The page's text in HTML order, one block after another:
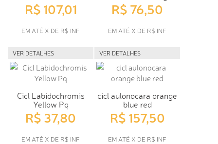
R$ 107,01
EM ATÉ X DE R$ INF
VER DETALHES
R$ 76,50
EM ATÉ X DE R$ INF
VER DETALHES
Cicl Labidochromis
Yellow Pq
R$ 37,80
EM ATÉ X DE R$ INF
cicl aulonocara orange
blue red
R$ 157,50
EM ATÉ X DE R$ INF